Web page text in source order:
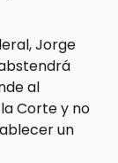
Jorge
al
Corte y no
un